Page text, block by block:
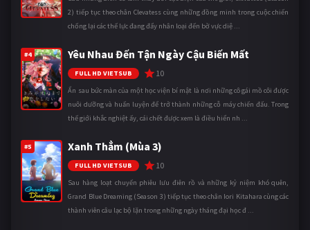
2) tiếp tục theo chân Clevatess cùng những đồng minh trong cuộc chiến
chống lại các thế lực đang đẩy nhân loại đến bờ vực diệ ...
#4 Yêu Nhau Đến Tận Ngày Cậu Biến Mất
FULL HD VIETSUB 10
Ẩn sau bức màn của một học viện bí mật là nơi những cô gái mồ côi được
nuôi dưỡng và huấn luyện để trở thành những cỗ máy chiến đấu. Trong
thế giới khắc nghiệt ấy, cái chết được xem là điều hiển nh ...
#5 Xanh Thẳm (Mùa 3)
FULL HD VIETSUB 10
Sau hàng loạt chuyến phiêu lưu điên rồ và những kỷ niệm khó quên,
Grand Blue Dreaming (Season 3) tiếp tục theo chân Iori Kitahara cùng các
thành viên câu lạc bộ lặn trong những ngày tháng đại học đ ...